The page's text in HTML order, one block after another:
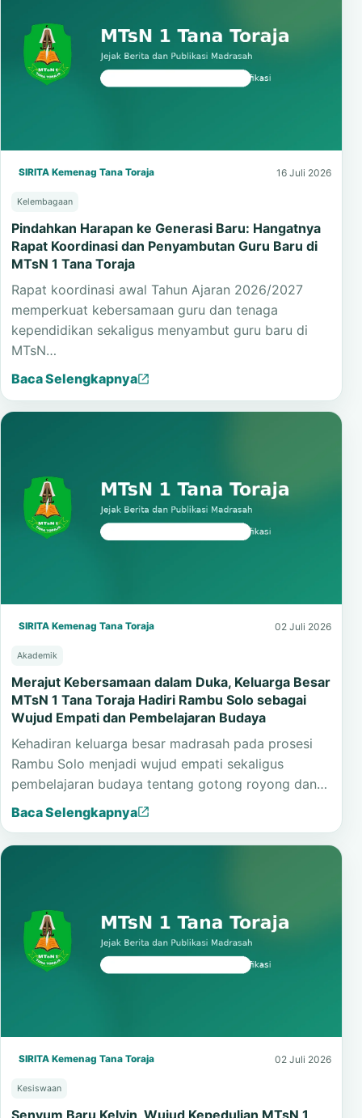
SIRITA Kemenag Tana Toraja 16 Juli 2026
Kelembagaan
Pindahkan Harapan ke Generasi Baru: Hangatnya
Rapat Koordinasi dan Penyambutan Guru Baru di
MTsN 1 Tana Toraja
Rapat koordinasi awal Tahun Ajaran 2026/2027
memperkuat kebersamaan guru dan tenaga
kependidikan sekaligus menyambut guru baru di
MTsN…
Baca Selengkapnya
SIRITA Kemenag Tana Toraja 02 Juli 2026
Akademik
Merajut Kebersamaan dalam Duka, Keluarga Besar
MTsN 1 Tana Toraja Hadiri Rambu Solo sebagai
Wujud Empati dan Pembelajaran Budaya
Kehadiran keluarga besar madrasah pada prosesi
Rambu Solo menjadi wujud empati sekaligus
pembelajaran budaya tentang gotong royong dan…
Baca Selengkapnya
SIRITA Kemenag Tana Toraja 02 Juli 2026
Kesiswaan